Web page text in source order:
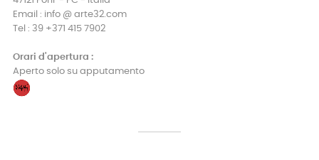
Email : info @ arte32.com
Tel : 39 +371 415 7902
Orari d'apertura :
Aperto solo su apputamento